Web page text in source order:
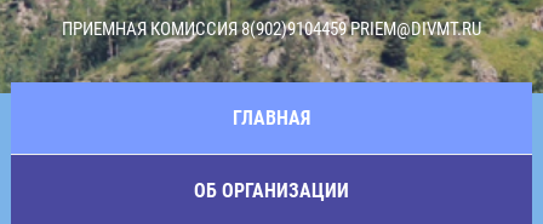
ПРИЕМНАЯ КОМИССИЯ 8(902)9104459PRIEM@DIVMT.RU
ГЛАВНАЯ
ОБ ОРГАНИЗАЦИИ